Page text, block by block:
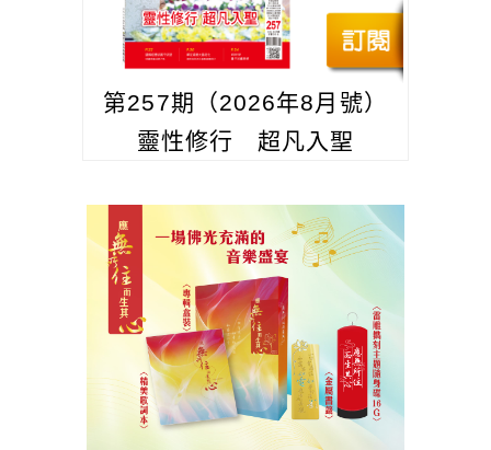
第257期（2026年8月號）
靈性修行 超凡入聖